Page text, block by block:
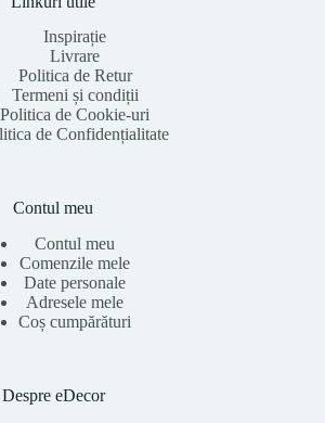
Inspirație
Livrare
Politica de Retur
Termeni și condiții
Politica de Cookie-uri
de Confidențialitate
Contul meu
Contul meu
Comenzile mele
Date personale
Adresele mele
Coș cumpărături
Despre eDecor